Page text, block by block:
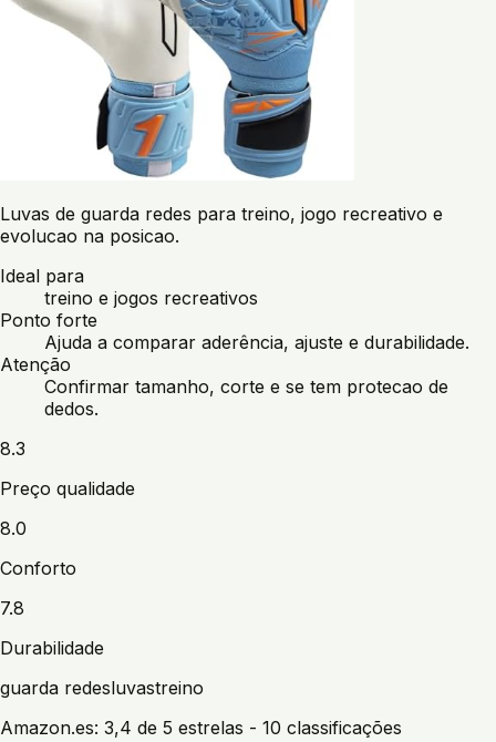
Luvas de guarda redes para treino, jogo recreativo e
evolucao na posicao.
Ideal para
treino e jogos recreativos
Ponto forte
Ajuda a comparar aderência, ajuste e durabilidade.
Atenção
Confirmar tamanho, corte e se tem protecao de
dedos.
8.3
Preço qualidade
8.0
Conforto
7.8
Durabilidade
guarda redesluvastreino
Amazon.es: 3,4 de 5 estrelas - 10 classificações